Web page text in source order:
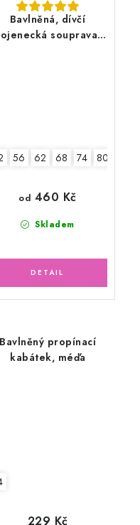
Bavlněná, dívčí
souprava,
56 62 68 74 80
Skladem
od 460 Kč
Bavlněný propínací
kabátek, méďa
229 Kč